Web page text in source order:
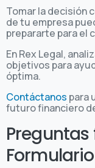
Tomar la decisión
de tu empresa
prepararte para el
En Rex Legal,
objetivos para
óptima.
Contáctanos para
futuro financiero